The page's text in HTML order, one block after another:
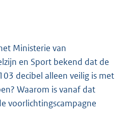
Ministerie van
en Sport bekend dat de
decibel alleen veilig is met
Waarom is vanaf dat
voorlichtingscampagne